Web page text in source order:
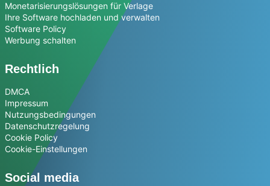
Monetarisierungslösungen für Verlage
Ihre Software hochladen und verwalten
Software Policy
Werbung schalten
Rechtlich
DMCA
Impressum
Nutzungsbedingungen
Datenschutzregelung
Cookie Policy
Cookie-Einstellungen
Social media